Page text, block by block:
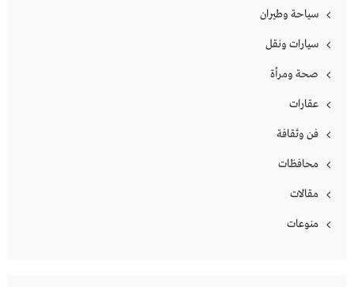
سياحة وطيران
سيارات ونقل
صحة ومرأة
عقارات
فن وثقافة
محافظات
مقالات
منوعات